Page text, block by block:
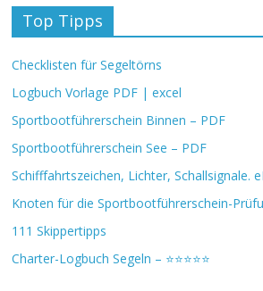
Top Tipps
Checklisten für Segeltörns
Logbuch Vorlage PDF | excel
Sportbootführerschein Binnen – PDF
Sportbootführerschein See – PDF
Schifffahrtszeichen, Lichter, Schallsignale.
Knoten für die Sportbootführerschein-
111 Skippertipps
Charter-Logbuch Segeln – ⭐⭐⭐⭐⭐